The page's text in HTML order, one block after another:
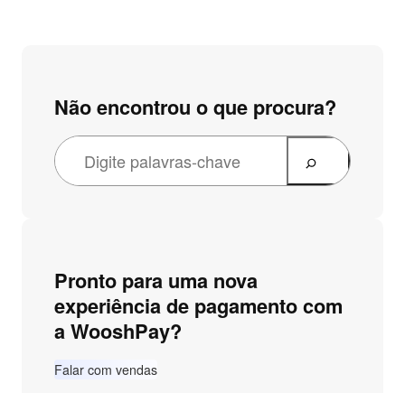
Não encontrou o que procura?
Pronto para uma nova
experiência de pagamento com
a WooshPay?
Falar com vendas